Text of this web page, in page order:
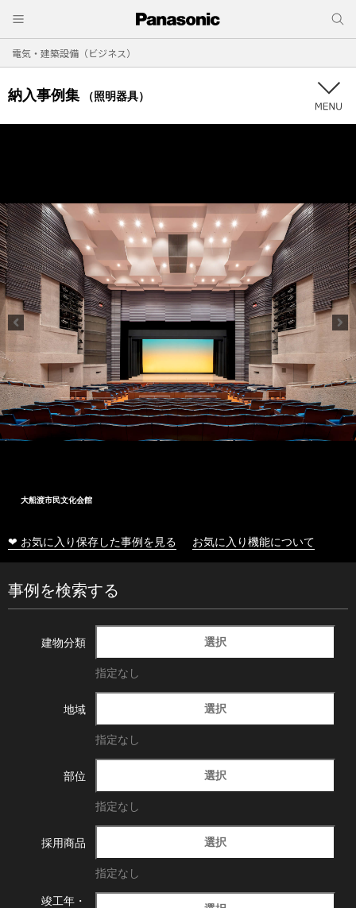
電気・建築設備（ビジネス）
納入事例集 （照明器具）
大船渡市民文化会館
❤ お気に入り保存した事例を見る お気に入り機能について
事例を検索する
建物分類 選択
指定なし
地域 選択
指定なし
部位 選択
指定なし
採用商品 選択
指定なし
竣工年・